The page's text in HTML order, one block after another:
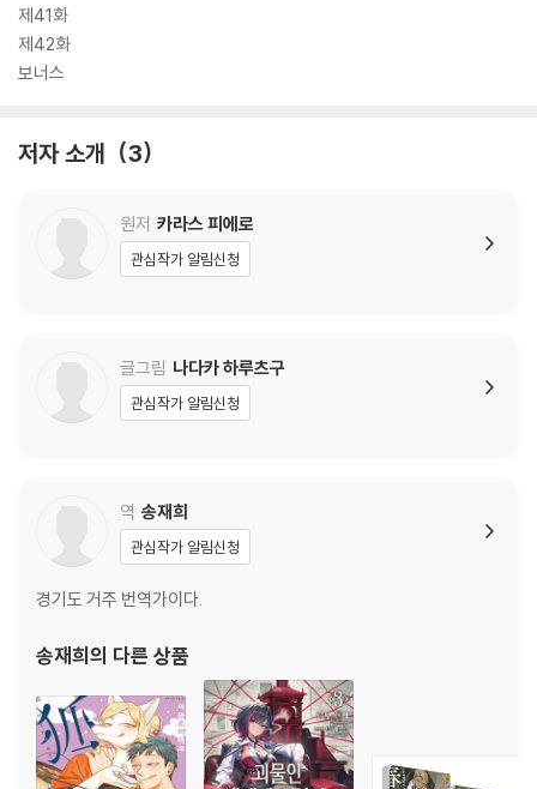
제41화
제42화
보너스
저자 소개 3
원저 카라스 피에로
관심작가 알림신청
글그림 나다카 하루츠구
관심작가 알림신청
역 송재희
관심작가 알림신청
경기도 거주 번역가이다.
송재희의 다른 상품